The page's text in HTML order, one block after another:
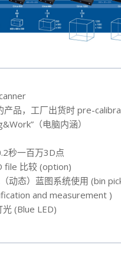
产品，工厂出货时 pre-
（电脑内涵）
秒一百万3D点
file 比较 (option)
动态）蓝图系统使用 (bin
and measurement )
(Blue LED)